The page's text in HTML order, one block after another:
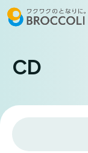
CD